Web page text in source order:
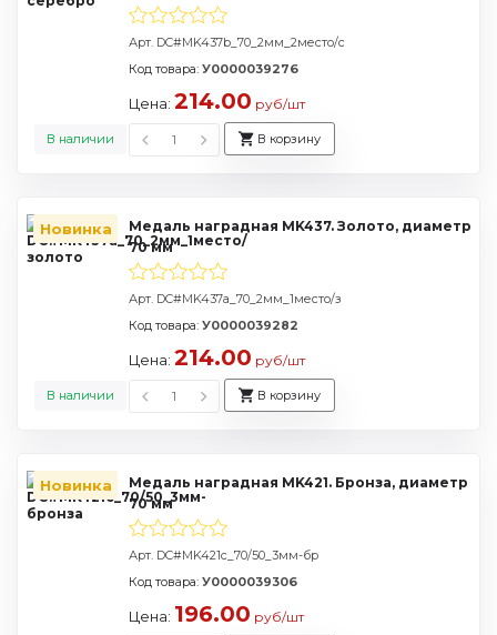
Арт. DC#MK437b_70_2мм_2место/с
В наличии
Код товара: У0000039276
Цена: 214.00 руб/шт
В корзину
Новинка
Медаль наградная MK437. Золото, диаметр
70 мм
Арт. DC#MK437a_70_2мм_1место/з
В наличии
Код товара: У0000039282
Цена: 214.00 руб/шт
В корзину
Новинка
Медаль наградная MK421. Бронза, диаметр
70 мм
Арт. DC#MK421c_70/50_3мм-бр
Код товара: У0000039306
Цена: 196.00 руб/шт